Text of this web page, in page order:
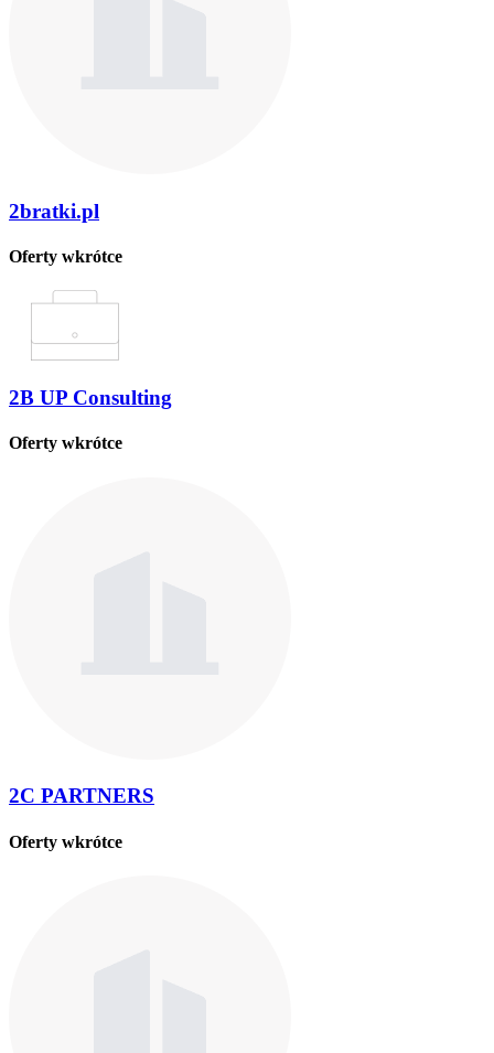
2bratki.pl
Oferty wkrótce
2B UP Consulting
Oferty wkrótce
2C PARTNERS
Oferty wkrótce